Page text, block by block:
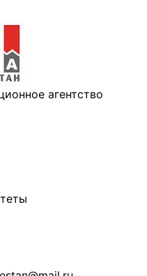
агентство